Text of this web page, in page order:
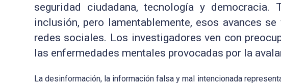
seguridad ciudadana, tecnología y
inclusión, pero lamentablemente, esos avances
redes sociales. Los investigadores ven con
las enfermedades mentales provocadas por la
La desinformación, la información falsa y mal intencionada